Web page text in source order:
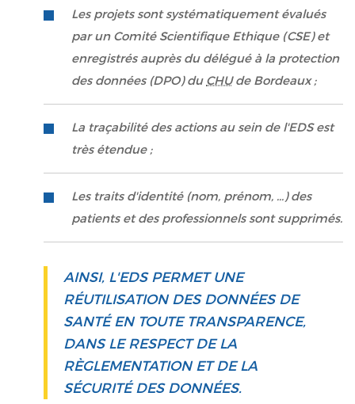
Les projets sont systématiquement évalués
par un Comité Scientifique Ethique (CSE) et
enregistrés auprès du délégué à la protection
des données (DPO) du CHUde Bordeaux ;
La traçabilité des actions au sein de l'EDS est
très étendue ;
Les traits d'identité (nom, prénom, ...) des
patients et des professionnels sont supprimés.
AINSI, L'EDS PERMET UNE
RÉUTILISATION DES DONNÉES DE
SANTÉ EN TOUTE TRANSPARENCE,
DANS LE RESPECT DE LA
RÈGLEMENTATION ET DE LA
SÉCURITÉ DES DONNÉES.